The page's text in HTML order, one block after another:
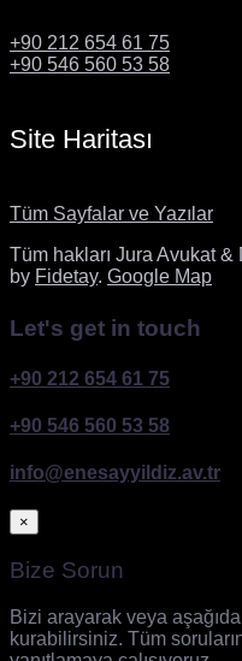
+90 212 654 61 75
+90 546 560 53 58
Site Haritası
Tüm Sayfalar ve Yazılar
Tüm hakları Jura Avukat &
by Fidetay. Google Map
Let's get in touch
+90 212 654 61 75
+90 546 560 53 58
info@enesayyildiz.av.tr
×
Bize Sorun
Bizi arayarak veya
kurabilirsiniz. Tüm